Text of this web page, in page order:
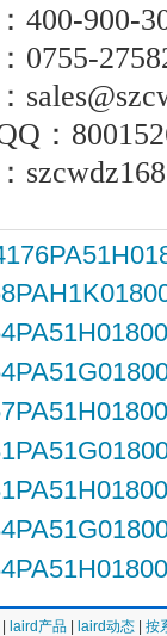
400-900-
0755-
：
laird产品 laird动态
按